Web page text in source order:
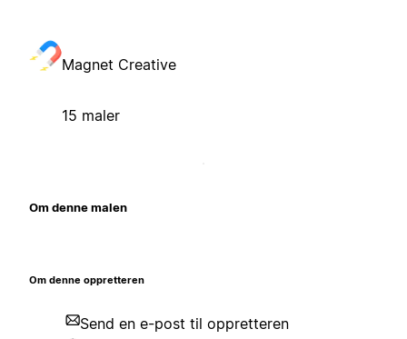
Magnet Creative
15 maler
Om denne malen
Om denne oppretteren
Send en e-post til oppretteren